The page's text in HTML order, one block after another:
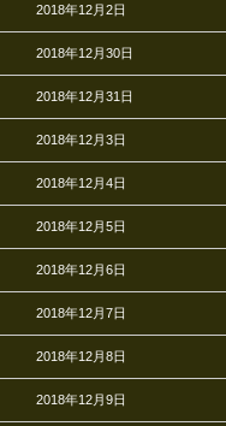
2018年12月2日
2018年12月30日
2018年12月31日
2018年12月3日
2018年12月4日
2018年12月5日
2018年12月6日
2018年12月7日
2018年12月8日
2018年12月9日